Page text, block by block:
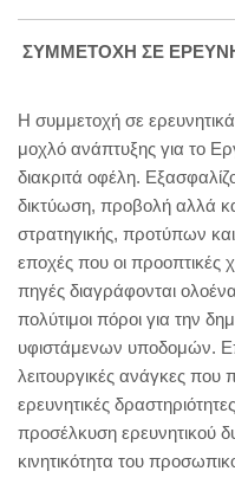
ΣΥΜΜΕΤΟΧΗ ΣΕ
Η συμμετοχή σε
μοχλό ανάπτυξης για το
διακριτά οφέλη.
δικτύωση, προβολή αλλά
στρατηγικής, προτύπων
εποχές που οι προοπτικές
πηγές διαγράφονται
πολύτιμοι πόροι για την
υφιστάμενων υποδομών.
λειτουργικές ανάγκες
ερευνητικές
προσέλκυση ερευνητικού
κινητικότητα του